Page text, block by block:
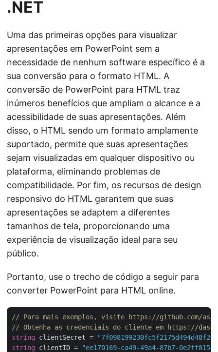
.NET
Uma das primeiras opções para visualizar
apresentações em PowerPoint sem a
necessidade de nenhum software específico é a
sua conversão para o formato HTML. A
conversão de PowerPoint para HTML traz
inúmeros benefícios que ampliam o alcance e a
acessibilidade de suas apresentações. Além
disso, o HTML sendo um formato amplamente
suportado, permite que suas apresentações
sejam visualizadas em qualquer dispositivo ou
plataforma, eliminando problemas de
compatibilidade. Por fim, os recursos de design
responsivo do HTML garantem que suas
apresentações se adaptem a diferentes
tamanhos de tela, proporcionando uma
experiência de visualização ideal para seu
público.
Portanto, use o trecho de código a seguir para
converter PowerPoint para HTML online.
// Para mais exemplos, visite https://github.com/
// Obtenha as credenciais do cliente em https://
string clientSecret =
string clientID = "ee170169-ca49-49a4-87b7-